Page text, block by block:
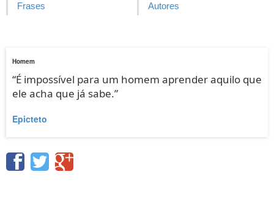
Frases Autores
Homem
“É impossível para um homem aprender aquilo que
ele acha que já sabe.”
Epicteto